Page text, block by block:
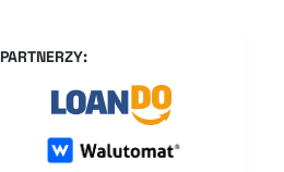
PARTNERZY: